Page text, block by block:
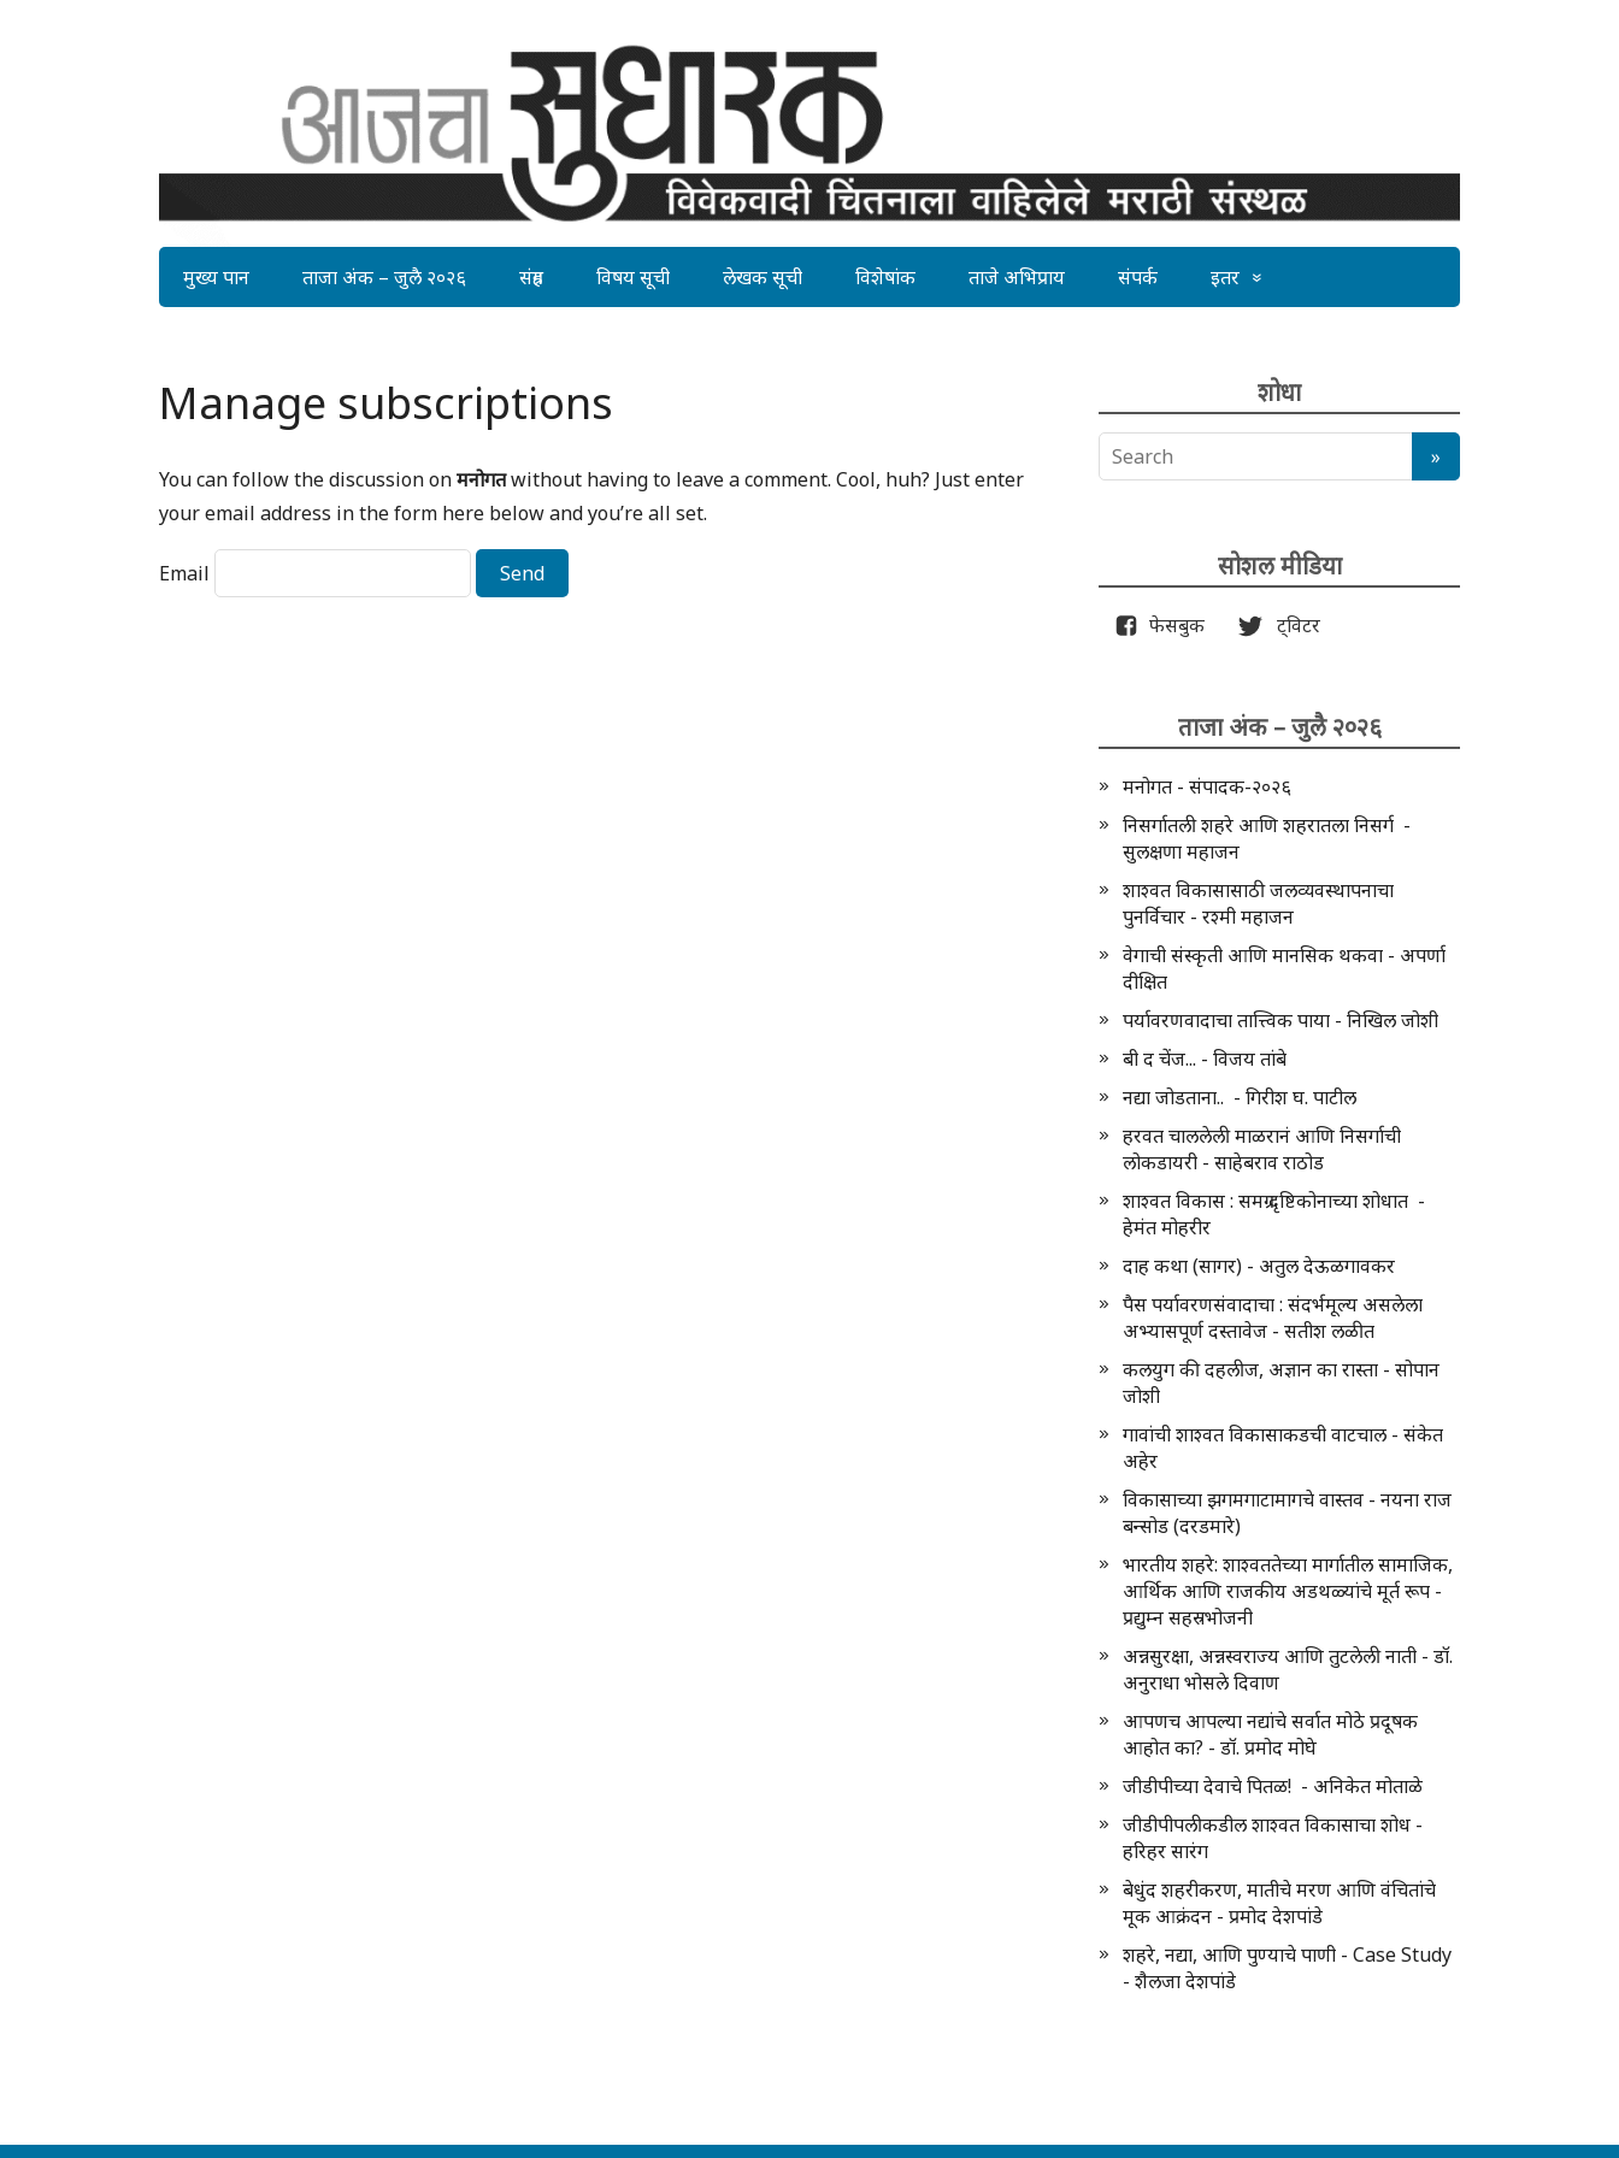
मुख्य पान ताजा अंक – जुलै २०२६ संग्रह विषय सूची लेखक सूची विशेषांक ताजे अभिप्राय संपर्क इतर
Manage subscriptions
You can follow the discussion onमनोगतwithout having to leave a comment. Cool, huh? Just enter
your email address in the form here below and you’re all set.
Email
शोधा
सोशल मीडिया
फेसबुक ट्विटर
ताजा अंक – जुलै २०२६
मनोगत - संपादक-२०२६
निसर्गातली शहरे आणि शहरातला निसर्ग -
सुलक्षणा महाजन
शाश्वत विकासासाठी जलव्यवस्थापनाचा
पुनर्विचार - रश्मी महाजन
वेगाची संस्कृती आणि मानसिक थकवा - अपर्णा
दीक्षित
पर्यावरणवादाचा तात्त्विक पाया - निखिल जोशी
बी द चेंज... - विजय तांबे
नद्या जोडताना.. - गिरीश घ. पाटील
हरवत चाललेली माळरानं आणि निसर्गाची
लोकडायरी - साहेबराव राठोड
शाश्वत विकास : समग्र दृष्टिकोनाच्या शोधात -
हेमंत मोहरीर
दाह कथा (सागर) - अतुल देऊळगावकर
पैस पर्यावरणसंवादाचा : संदर्भमूल्य असलेला
अभ्यासपूर्ण दस्तावेज - सतीश लळीत
कलयुग की दहलीज, अज्ञान का रास्ता - सोपान
जोशी
गावांची शाश्वत विकासाकडची वाटचाल - संकेत
अहेर
विकासाच्या झगमगाटामागचे वास्तव - नयना राज
बन्सोड (दरडमारे)
भारतीय शहरे: शाश्वततेच्या मार्गातील सामाजिक,
आर्थिक आणि राजकीय अडथळ्यांचे मूर्त रूप -
प्रद्युम्न सहस्रभोजनी
अन्नसुरक्षा, अन्नस्वराज्य आणि तुटलेली नाती - डॉ.
अनुराधा भोसले दिवाण
आपणच आपल्या नद्यांचे सर्वात मोठे प्रदूषक
आहोत का? - डॉ. प्रमोद मोघे
जीडीपीच्या देवाचे पितळ! - अनिकेत मोताळे
जीडीपीपलीकडील शाश्वत विकासाचा शोध -
हरिहर सारंग
बेधुंद शहरीकरण, मातीचे मरण आणि वंचितांचे
मूक आक्रंदन - प्रमोद देशपांडे
शहरे, नद्या, आणि पुण्याचे पाणी - Case Study
- शैलजा देशपांडे